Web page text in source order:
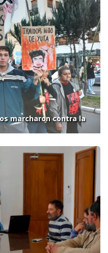
marcharon contra la